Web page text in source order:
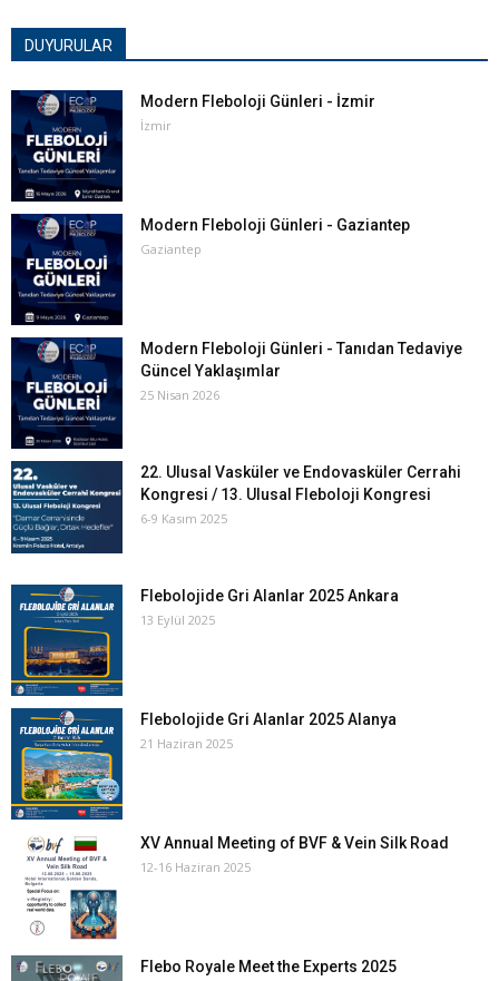
DUYURULAR
Modern Fleboloji Günleri - İzmir
İzmir
Modern Fleboloji Günleri - Gaziantep
Gaziantep
Modern Fleboloji Günleri - Tanıdan Tedaviye
Güncel Yaklaşımlar
25 Nisan 2026
22. Ulusal Vasküler ve Endovasküler Cerrahi
Kongresi / 13. Ulusal Fleboloji Kongresi
6-9 Kasım 2025
Flebolojide Gri Alanlar 2025 Ankara
13 Eylül 2025
Flebolojide Gri Alanlar 2025 Alanya
21 Haziran 2025
XV Annual Meeting of BVF & Vein Silk Road
12-16 Haziran 2025
Flebo Royale Meet the Experts 2025